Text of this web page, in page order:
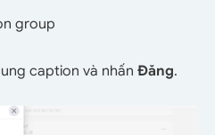
group
caption và nhấn Đăng.